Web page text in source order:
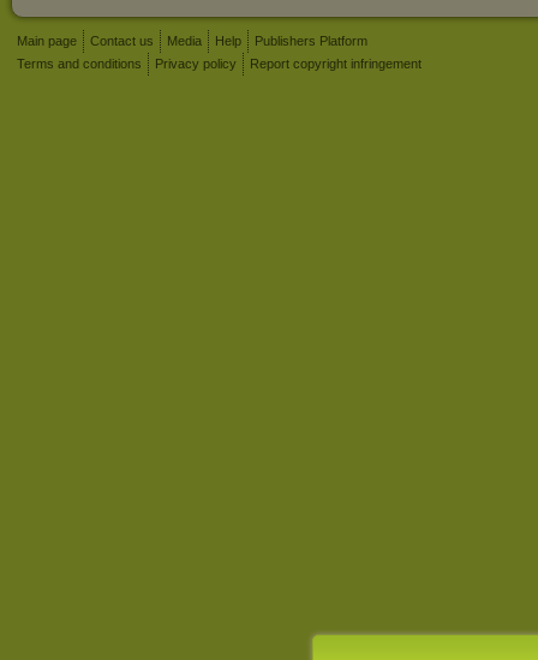
Main page Contact us Media Help
Publishers Platform
Terms and conditions
Privacy policy Report copyright infringement